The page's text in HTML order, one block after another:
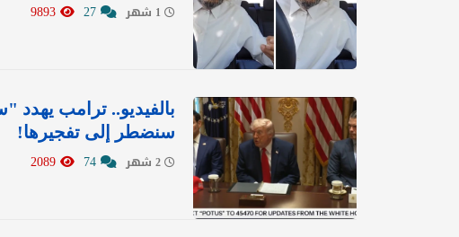
بالفيديو.. ترامب
سنضطر إلى تفجيرها!